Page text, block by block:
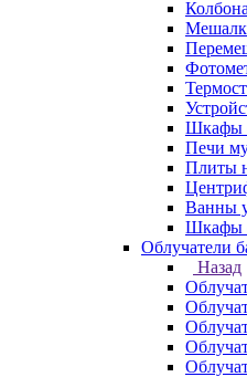
Шкафы
Печи
Плиты
Ванны
Шкафы
Облучатели
Назад